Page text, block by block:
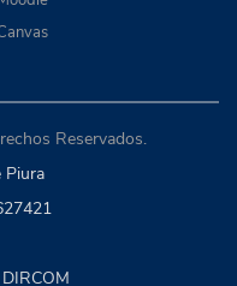
Reservados.
Piura